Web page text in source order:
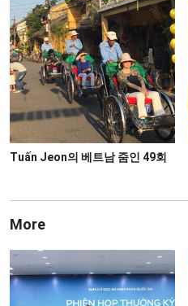
Tuấn Jeon의 ​베트남 ​줌인 49회
More